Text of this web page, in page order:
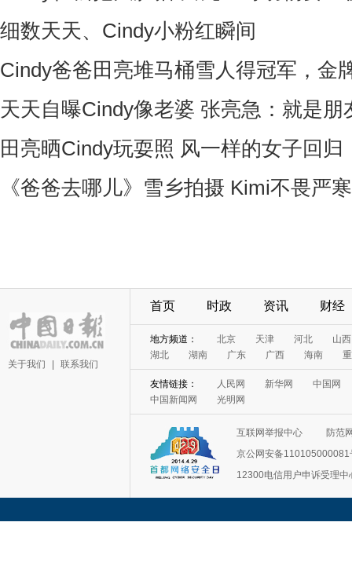
细数天天、Cindy小粉红瞬间
Cindy爸爸田亮堆马桶雪人得冠军，金
天天自曝Cindy像老婆 张亮急：就是朋
田亮晒Cindy玩耍照 风一样的女子回归
《爸爸去哪儿》雪乡拍摄 Kimi不畏严
关于我们 联系我们
首页 时政 资讯 财经
地方频道： 北京 天津 河北
山西
湖北
湖南 广东 广西 海南
友情链接： 人民网 新华网
中国网
中国新闻网
光明网
互联网举报中心
防范
京公网安备110105000081
12300电信用户申诉受理中